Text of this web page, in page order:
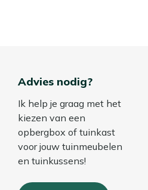
Advies nodig?
Ik help je graag met het
kiezen van een
opbergbox of tuinkast
voor jouw tuinmeubelen
en tuinkussens!